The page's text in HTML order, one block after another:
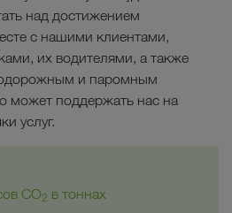
над достижением
с нашими клиентами,
их водителями, а также
и паромным
может поддержать нас на
услуг.
CO2 в тоннах